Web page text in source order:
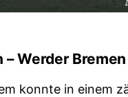
– Werder
konnte in einem